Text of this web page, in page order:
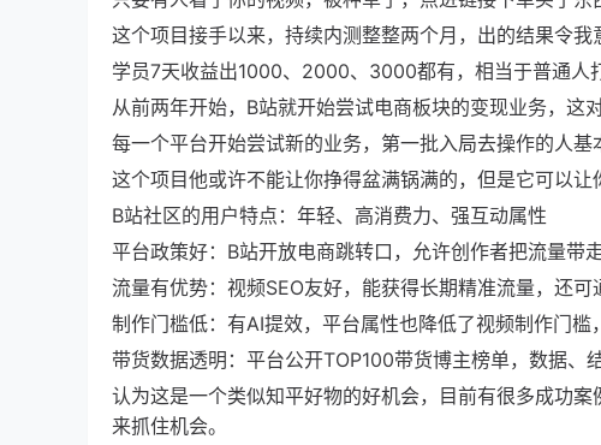
这个项目接手以来，持续内测整整两个月，出的结果令我
学员7天收益出1000、2000、3000都有，相当于普通人
从前两年开始，B站就开始尝试电商板块的变现业务，这
每一个平台开始尝试新的业务，第一批入局去操作的人基
这个项目他或许不能让你挣得盆满锅满的，但是它可以让
B站社区的用户特点：年轻、高消费力、强互动属性
平台政策好：B站开放电商跳转口，允许创作者把流量带
流量有优势：视频SEO友好，能获得长期精准流量，还
制作门槛低：有AI提效，平台属性也降低了视频制作门槛
带货数据透明：平台公开TOP100带货博主榜单，数据、
认为这是一个类似知平好物的好机会，目前有很多成功
来抓住机会。